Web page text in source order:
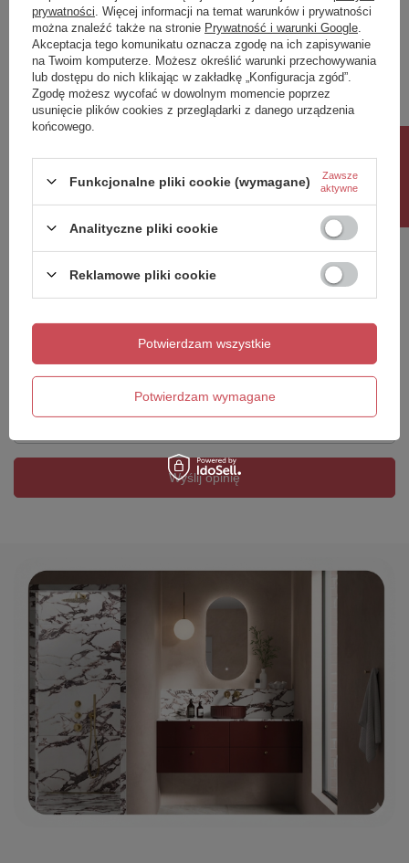
Napisz swoją opinię
Twoja ocena:
5/5
Dodaj własne zdjęcie produktu:
Twoje imię
Wyślij opinię
prywatności . Więcej informacji na temat warunków i prywatności
można znaleźć także na stronie Prywatność i warunki Google
Akceptacja tego komunikatu oznacza zgodę na ich zapisywanie
na Twoim komputerze. Możesz określić warunki przechowywania
lub dostępu do nich klikając w zakładkę „Konfiguracja zgód”.
Zgodę możesz wycofać w dowolnym momencie poprzez
usunięcie plików cookies z przeglądarki z danego urządzenia
końcowego.
Funkcjonalne pliki cookie (wymagane)
Zawsze
aktywne
Analityczne pliki cookie
Reklamowe pliki cookie
Potwierdzam wymagane
Potwierdzam wszystkie